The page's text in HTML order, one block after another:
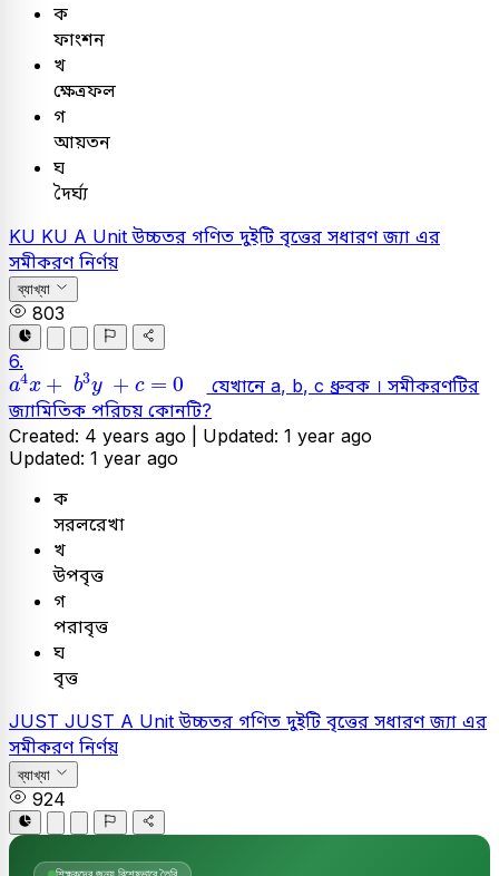
ক
ফাংশন
খ
ক্ষেত্রফল
গ
আয়তন
ঘ
দৈর্ঘ্য
KU KU A Unitউচ্চতর গণিত দুইটি বৃত্তের সধারণ জ্যা এর
সমীকরণ নির্ণয়
ব্যাখ্যা
803
6.
a4x + b3y + c = 0
a4 + b3 +
যেখানে a, b, c ধ্রুবক । সমীকরণটির
জ্যামিতিক পরিচয় কোনটি?
Created: 4 years ago | Updated: 1 year ago
Updated: 1 year ago
ক
সরলরেখা
খ
উপবৃত্ত
গ
পরাবৃত্ত
ঘ
বৃত্ত
JUST JUST A Unitউচ্চতর গণিত দুইটি বৃত্তের সধারণ জ্যা এর
সমীকরণ নির্ণয়
ব্যাখ্যা
924